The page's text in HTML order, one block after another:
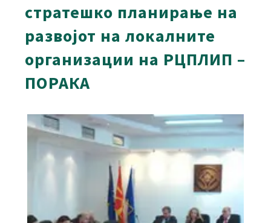
стратешко планирање на
развојот на локалните
организации на РЦПЛИП –
ПОРАКА